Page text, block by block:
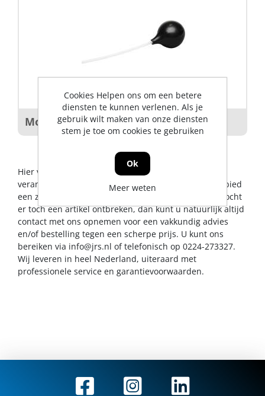
Montagegereedschap
Hier vindt u alles op het gebied van chemische
verankering. De Jong & Roos BV probeert u op dit gebied
een zo breed mogelijk assortiment aan te bieden. Mocht
er toch een artikel ontbreken, dan kunt u natuurlijk altijd
contact met ons opnemen voor een vakkundig advies
en/of bestelling tegen een scherpe prijs. U kunt ons
bereiken via info@jrs.nl of telefonisch op 0224-273327.
Wij leveren in heel Nederland, uiteraard met
professionele service en garantievoorwaarden.
Cookies Helpen ons om een betere
diensten te kunnen verlenen. Als je
gebruik wilt maken van onze diensten
stem je toe om cookies te gebruiken
Ok
Meer weten